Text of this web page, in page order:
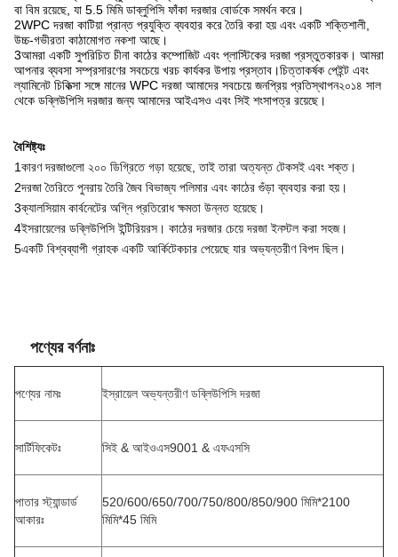
বা বিম রয়েছে, যা 5.5 মিমি ডাব্লুপিসি ফাঁকা দরজার বোর্ডকে সমর্থন করে।
2WPC দরজা কাটিয়া প্রান্ত প্রযুক্তি ব্যবহার করে তৈরি করা হয় এবং একটি শক্তিশালী,
উচ্চ-গভীরতা কাঠামোগত নকশা আছে।
3আমরা একটি সুপরিচিত চীনা কাঠের কম্পোজিট এবং প্লাস্টিকের দরজা প্রস্তুতকারক। আমরা
আপনার ব্যবসা সম্প্রসারণের সবচেয়ে খরচ কার্যকর উপায় প্রস্তাব।চিত্তাকর্ষক পেইন্ট এবং
ল্যামিনেট চিকিত্সা সঙ্গে মানের WPC দরজা আমাদের সবচেয়ে জনপ্রিয় প্রতিস্থাপন২০১৪ সাল
থেকে ডব্লিউপিসি দরজার জন্য আমাদের আইএসও এবং সিই শংসাপত্র রয়েছে।
বৈশিষ্ট্যঃ
1কারণ দরজাগুলো ২০০ ডিগ্রিতে গড়া হয়েছে, তাই তারা অত্যন্ত টেকসই এবং শক্ত।
2দরজা তৈরিতে পুনরায় তৈরি জৈব বিভাজ্য পলিমার এবং কাঠের গুঁড়া ব্যবহার করা হয়।
3ক্যালসিয়াম কার্বনেটের অগ্নি প্রতিরোধ ক্ষমতা উন্নত হয়েছে।
4ইসরায়েলের ডব্লিউপিসি ইন্টিরিয়রস। কাঠের দরজার চেয়ে দরজা ইনস্টল করা সহজ।
5একটি বিশ্বব্যাপী গ্রাহক একটি আর্কিটেকচার পেয়েছে যার অভ্যন্তরীণ বিপদ ছিল।
পণ্যের বর্ণনাঃ
পণ্যের নামঃ ইস্রায়েল অভ্যন্তরীণ ডব্লিউপিসি দরজা
সার্টিফিকেটঃ সিই & আইওএস9001 & এফএসসি
পাতার স্ট্যান্ডার্ড
আকারঃ
520/600/650/700/750/800/850/900 মিমি*2100
মিমি*45 মিমি